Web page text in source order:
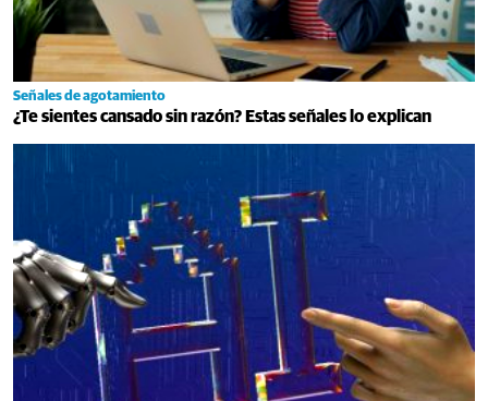
Señales de agotamiento
¿Te sientes cansado sin razón? Estas señales lo explican